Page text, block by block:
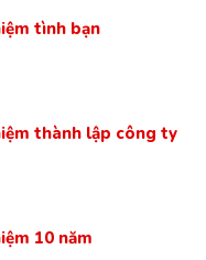
tình bạn
thành lập công ty
10 năm